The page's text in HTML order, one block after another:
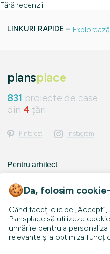
Fără recenzii
LINKURI RAPIDE –
plansplace
831 proiecte de case
din 4 țări
Pinterest Instagram
Pentru arhitect
Despre Plansplace
Termeni și condiții
Harta site-ului
Politica de confidențialitate
Toate proiectele de case sunt protejate
Da, folosim
Când faceți clic pe
Plansplace să utilizeze
urmărire pentru a
relevante și a optimiza